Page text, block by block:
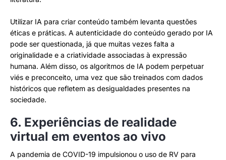
Utilizar IA para criar conteúdo também levanta questões
éticas e práticas. A autenticidade do conteúdo gerado por IA
pode ser questionada, já que muitas vezes falta a
originalidade e a criatividade associadas à expressão
humana. Além disso, os algoritmos de IA podem perpetuar
viés e preconceito, uma vez que são treinados com dados
históricos que refletem as desigualdades presentes na
sociedade.
6. Experiências de realidade
virtual em eventos ao vivo
A pandemia de COVID-19 impulsionou o uso de RV para